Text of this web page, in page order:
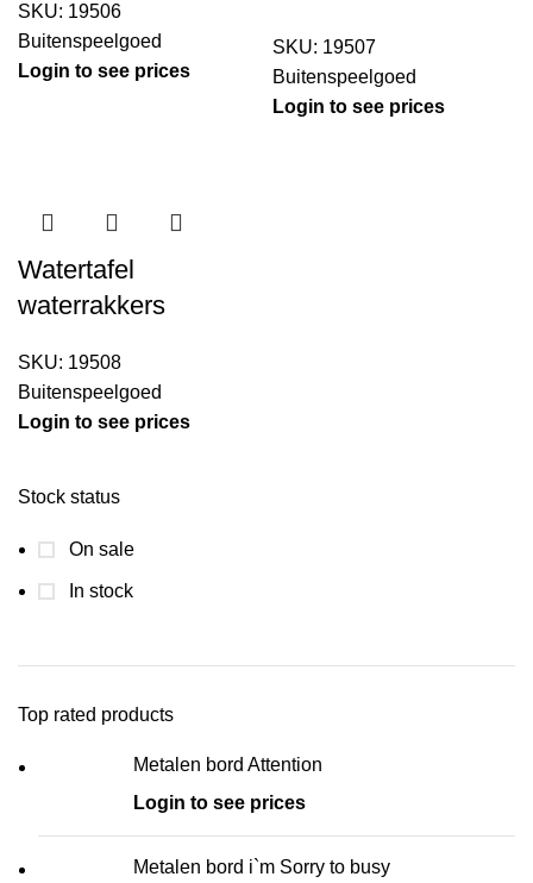
Stock status
On sale
In stock
Top rated products
Metalen bord Attention
Login to see prices
Metalen bord i`m Sorry to busy
SKU: 19506
Buitenspeelgoed
Login to see prices
SKU: 19507
Buitenspeelgoed
Login to see prices
Watertafel
waterrakkers
SKU: 19508
Buitenspeelgoed
Login to see prices